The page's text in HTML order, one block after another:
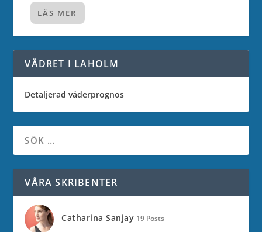
LÄS MER
VÄDRET I LAHOLM
Detaljerad väderprognos
VÅRA SKRIBENTER
Catharina Sanjay 19 Posts